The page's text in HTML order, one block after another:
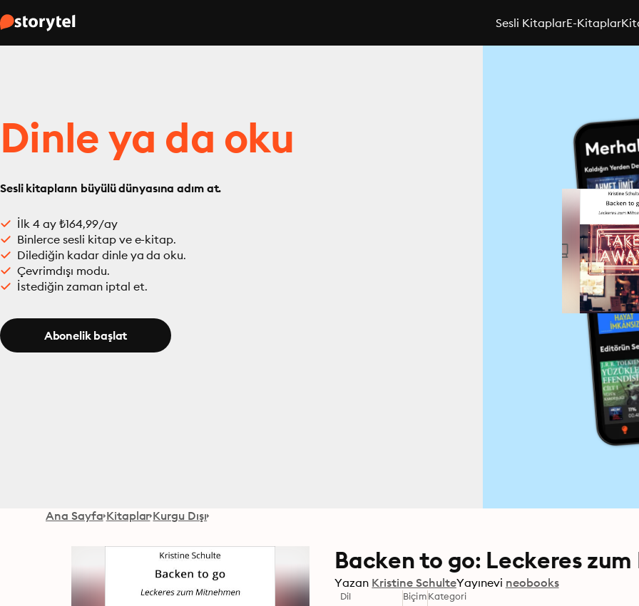
Sesli KitaplarE-Kitaplar
Dinle ya da oku
Sesli kitapların büyülü dünyasına adım at.
İlk 4 ay ₺164,99/ay
Binlerce sesli kitap ve e-kitap.
Dilediğin kadar dinle ya da oku.
Çevrimdışı modu.
İstediğin zaman iptal et.
Abonelik başlat
Ana Sayfa Kitaplar Kurgu Dışı
Backen to go: Leckeres
Yazan Kristine SchulteYayınevi neobooks
Dil BiçimKategori